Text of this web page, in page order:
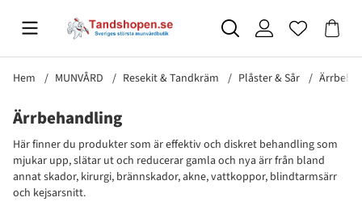
Hem MUNVÅRD Resekit & Tandkräm Plåster & Sår
Ärrbehandling
Här finner du produkter som är effektiv och diskret behandling som
mjukar upp, slätar ut och reducerar gamla och nya ärr från bland
annat skador, kirurgi, brännskador, akne, vattkoppor, blindtarmsärr
och kejsarsnitt.